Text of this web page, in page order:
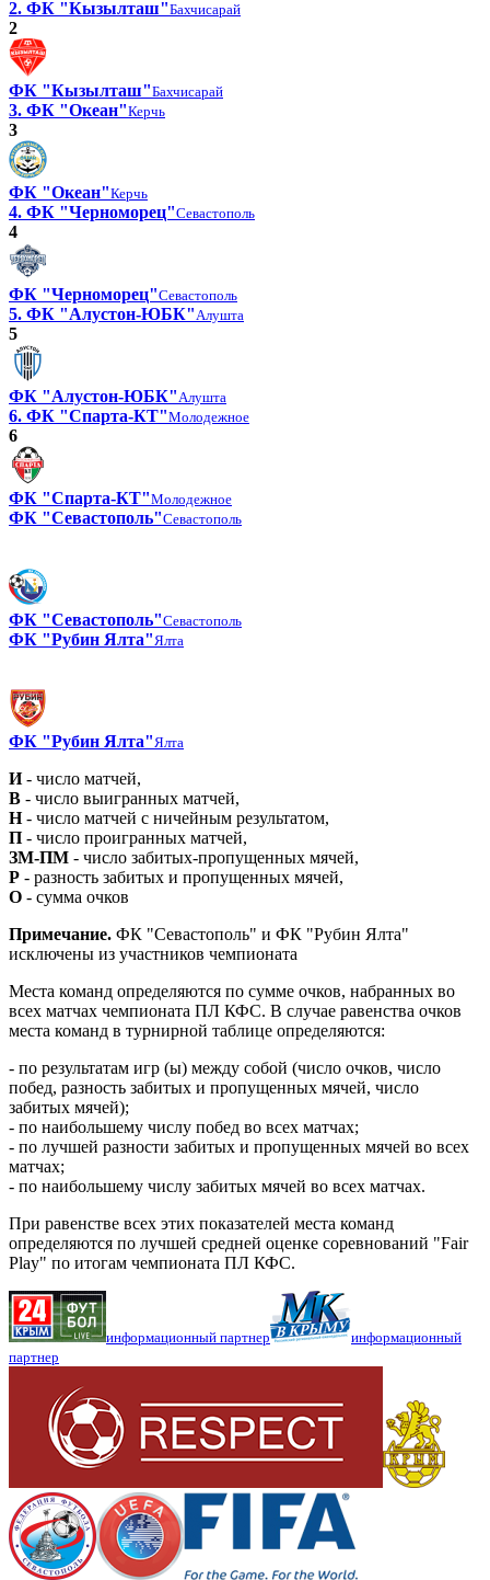
2. ФК "Кызылташ"Бахчисарай
2
ФК "Кызылташ"Бахчисарай
3. ФК "Океан"Керчь
3
ФК "Океан"Керчь
4. ФК "Черноморец"Севастополь
4
ФК "Черноморец"Севастополь
5. ФК "Алустон-ЮБК"Алушта
5
ФК "Алустон-ЮБК"Алушта
6. ФК "Спарта-КТ"Молодежное
6
ФК "Спарта-КТ"Молодежное
ФК "Севастополь"Севастополь
ФК "Севастополь"Севастополь
ФК "Рубин Ялта"Ялта
ФК "Рубин Ялта"Ялта
И- число матчей,
В - число выигранных матчей,
Н- число матчей с ничейным результатом,
П - число проигранных матчей,
ЗМ-ПМ - число забитых-пропущенных мячей,
Р - разность забитых и пропущенных мячей,
О - сумма очков
Примечание. ФК "Севастополь" и ФК "Рубин Ялта"
исключены из участников чемпионата
Места команд определяются по сумме очков, набранных во
всех матчах чемпионата ПЛ КФС. В случае равенства очков
места команд в турнирной таблице определяются:
- по результатам игр (ы) между собой (число очков, число
побед, разность забитых и пропущенных мячей, число
забитых мячей);
- по наибольшему числу побед во всех матчах;
- по лучшей разности забитых и пропущенных мячей во всех
матчах;
- по наибольшему числу забитых мячей во всех матчах.
При равенстве всех этих показателей места команд
определяются по лучшей средней оценке соревнований "Fair
Play" по итогам чемпионата ПЛ КФС.
информационный партнер
информационный
партнер